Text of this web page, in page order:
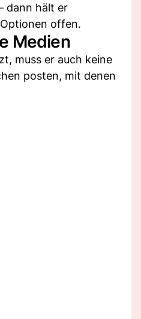
dann hält er
offen.
Medien
muss er auch keine
posten, mit denen